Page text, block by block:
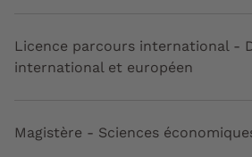
Licence parcours international -
international et européen
Magistère - Sciences